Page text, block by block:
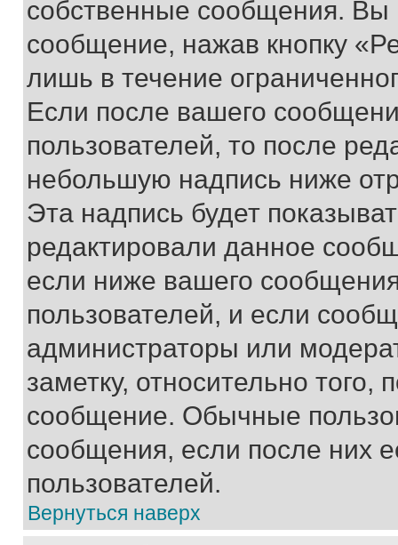
собственные сообщения. Вы
сообщение, нажав кнопку
лишь в течение
Если после вашего
пользователей, то после
небольшую надпись ниже
Эта надпись будет
редактировали данное
если ниже вашего
пользователей, и если
администраторы или
заметку, относительно
сообщение. Обычные
сообщения, если после них
пользователей.
Вернуться наверх